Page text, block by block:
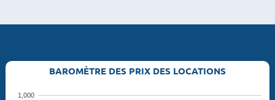
BAROMÈTRE DES PRIX DES LOCATIONS
1,000